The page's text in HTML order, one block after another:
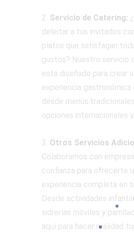
2. Servicio de Catering:
deleitar a tus invitados
platos que satisfagan
gustos? Nuestro servicio
está diseñado para crear
experiencia gastronómica
desde menús
opciones internacionales
3. Otros Servicios
Colaboramos con
confianza para ofrecerte
experiencia completa en
Desde actividades
sidrerías móviles y
aquí para hacer realidad